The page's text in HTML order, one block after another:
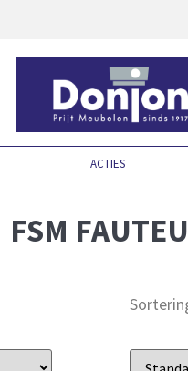
ACTIES
FSM